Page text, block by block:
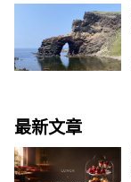
最新文章